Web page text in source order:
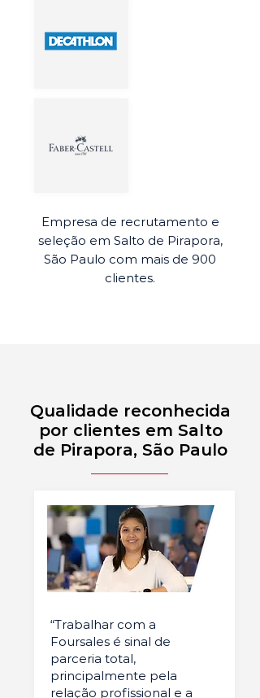
Empresa de recrutamento e
seleção em Salto de Pirapora,
São Paulo com mais de 900
clientes.
Qualidade reconhecida
por clientes em Salto
de Pirapora, São Paulo
“Trabalhar com a
Foursales é sinal de
parceria total,
principalmente pela
relação profissional e a